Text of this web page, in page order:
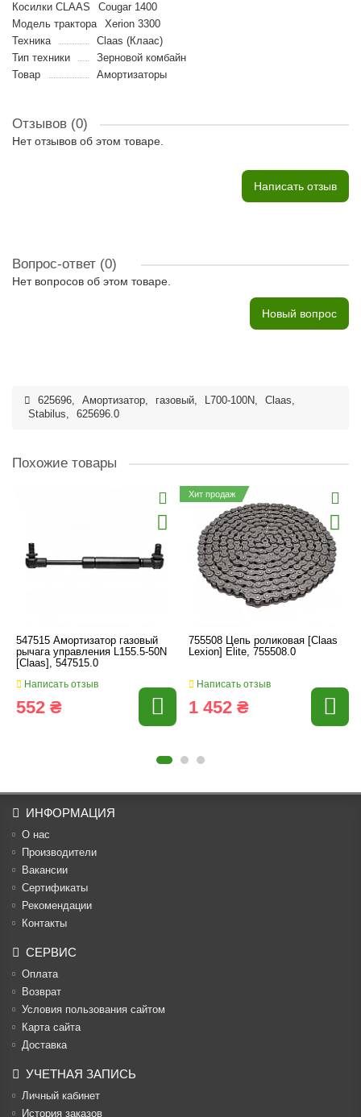
Косилки CLAAS
Cougar 1400
Модель трактора
Xerion 3300
Техника
Claas (Клаас)
Тип техники
Зерновой комбайн
Товар
Амортизаторы
Отзывов (0)
Нет отзывов об этом товаре.
Написать отзыв
Вопрос-ответ (0)
Нет вопросов об этом товаре.
Новый вопрос
625696, Амортизатор, газовый, L700-100N, Claas,
Stabilus, 625696.0
Похожие товары
547515 Амортизатор газовый
рычага управления L155.5-50N
[Claas], 547515.0
Написать отзыв
552 ₴
Хит продаж
755508 Цепь роликовая [Claas
Lexion] Elite, 755508.0
Написать отзыв
1 452 ₴
ИНФОРМАЦИЯ
О нас
Производители
Вакансии
Cертификаты
Рекомендации
Контакты
СЕРВИС
Оплата
Возврат
Условия пользования сайтом
Карта сайта
Доставка
УЧЕТНАЯ ЗАПИСЬ
Личный кабинет
История заказов